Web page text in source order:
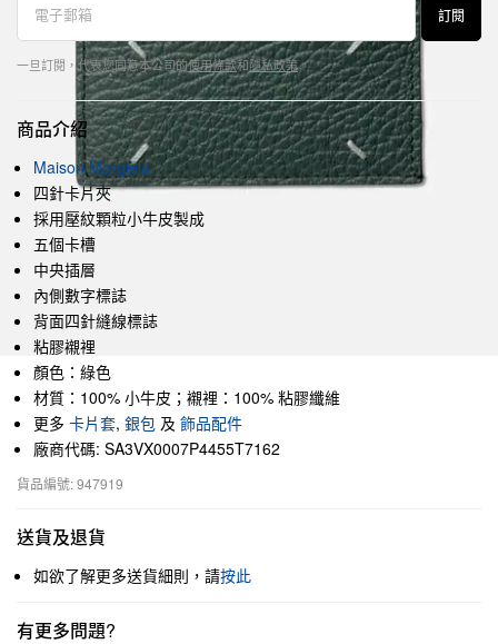
訂閱
一旦訂閱，代表您同意本公司的使用條款和隱私政策。
商品介紹
Maison Margiela
四針卡片夾
採用壓紋顆粒小牛皮製成
五個卡槽
中央插層
內側數字標誌
背面四針縫線標誌
粘膠襯裡
顏色：綠色
材質：100% 小牛皮；襯裡：100% 粘膠纖維
更多 卡片套, 銀包 及 飾品配件
廠商代碼: SA3VX0007P4455T7162
貨品編號: 947919
送貨及退貨
如欲了解更多送貨細則，請按此
有更多問題?